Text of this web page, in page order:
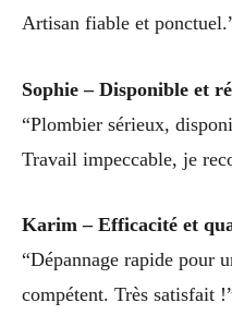
Artisan fiable et
Sophie – Disponible et
“Plombier sérieux,
Travail impeccable, je
Karim – Efficacité et
“Dépannage rapide pour
compétent. Très satisfait